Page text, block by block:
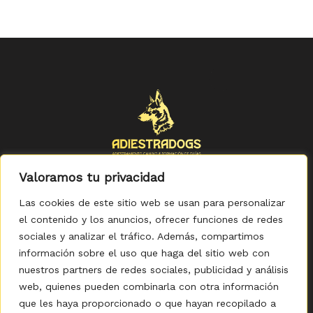
Valoramos tu privacidad
Las cookies de este sitio web se usan para personalizar
el contenido y los anuncios, ofrecer funciones de redes
sociales y analizar el tráfico. Además, compartimos
información sobre el uso que haga del sitio web con
nuestros partners de redes sociales, publicidad y análisis
web, quienes pueden combinarla con otra información
que les haya proporcionado o que hayan recopilado a
Política de Privacidad -Política de Cookies-Aviso legal
Accesibilidad- Condiciones Generales de Compra